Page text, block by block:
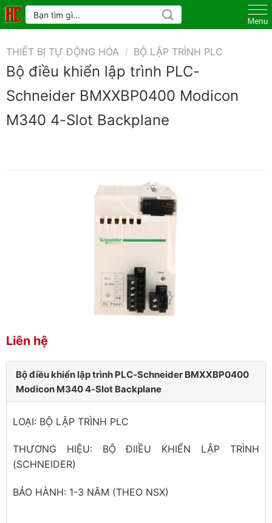
Skip
to
Tìm
kiếm:
THIẾT BỊ TỰ ĐỘNG HÓA / BỘ LẬP TRÌNH PLC
Bộ điều khiển lập trình PLC-
Schneider BMXXBP0400 Modicon
M340 4-Slot Backplane
Liên hệ
Bộ điều khiển lập trình PLC-Schneider BMXXBP0400
Modicon M340 4-Slot Backplane
LOẠI: BỘ LẬP TRÌNH PLC
THƯƠNG HIỆU: BỘ ĐIIỀU KHIỂN LẬP TRÌNH
(SCHNEIDER)
BẢO HÀNH: 1-3 NĂM (THEO NSX)